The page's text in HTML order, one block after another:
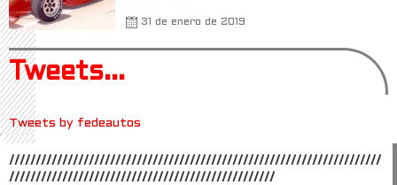
31 de enero de 2019
Tweets...
Tweets by fedeautos
//////////////////////////////////////////////////////////////////////
//////////////////////////////////////////////////